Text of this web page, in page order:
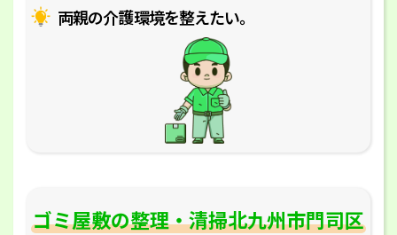
両親の介護環境を整えたい｡
ゴミ屋敷の整理・清掃北九州市門司区